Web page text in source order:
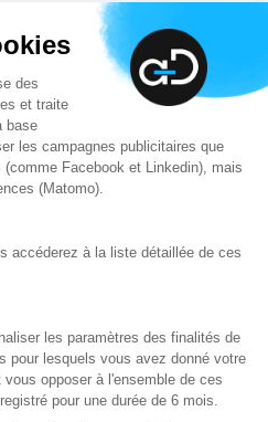
des
et traite
base
les campagnes publicitaires que
Facebook et Linkedin), mais
(Matomo).
accéderez à la liste détaillée de ces
les paramètres des finalités de
pour lesquels vous avez donné votre
opposer à l'ensemble de ces
pour une durée de 6 mois.